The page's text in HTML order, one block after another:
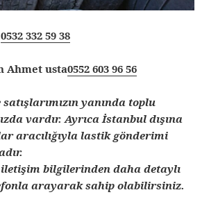
0532 332 59 38
Ahmet usta0552 603 96 56
yanında toplu
vardır. Ayrıca İstanbul dışına
aracılığıyla lastik gönderimi
iletişim bilgilerinden daha detaylı
arayarak sahip olabilirsiniz.